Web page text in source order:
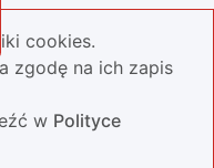
cookies.
zgodę na ich zapis
w Polityce